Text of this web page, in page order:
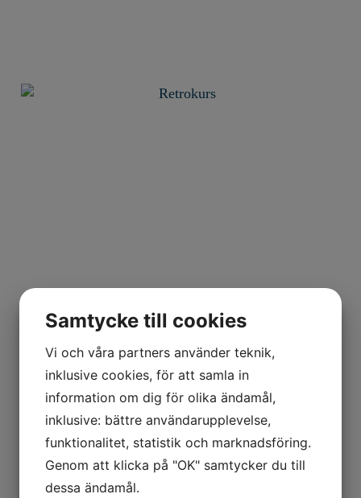
Allt du vill veta om Retro 2.0
RG:s Retrokurs är för dig som levt med din
ryggmärgsskada under flera år och känner att
Samtycke till cookies
Vi och våra partners använder teknik,
inklusive cookies, för att samla in
information om dig för olika ändamål,
inklusive: bättre användarupplevelse,
funktionalitet, statistik och marknadsföring.
Genom att klicka på "OK" samtycker du till
dessa ändamål.